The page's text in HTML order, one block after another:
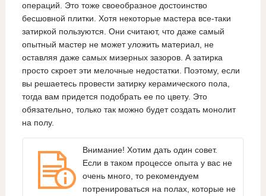
операций. Это тоже своеобразное достоинство
бесшовной плитки. Хотя некоторые мастера все-таки
затиркой пользуются. Они считают, что даже самый
опытный мастер не может уложить материал, не
оставляя даже самых мизерных зазоров. А затирка
просто скроет эти мелочные недостатки. Поэтому, если
вы решаетесь провести затирку керамического пола,
тогда вам придется подобрать ее по цвету. Это
обязательно, только так можно будет создать монолит
на полу.
Внимание! Хотим дать один совет.
Если в таком процессе опыта у вас не
очень много, то рекомендуем
потренироваться на полах, которые не